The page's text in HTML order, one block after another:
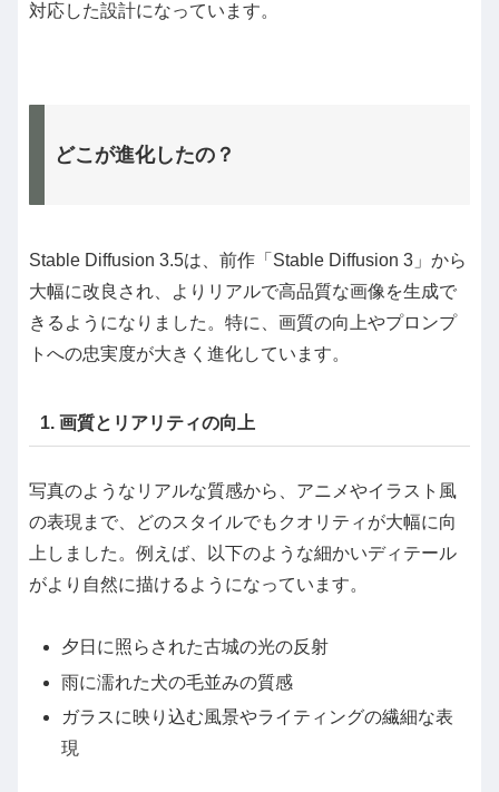
対応した設計になっています。
どこが進化したの？
Stable Diffusion 3.5は、前作「Stable Diffusion 3」から
大幅に改良され、よりリアルで高品質な画像を生成で
きるようになりました。特に、画質の向上やプロンプ
トへの忠実度が大きく進化しています。
1. 画質とリアリティの向上
写真のようなリアルな質感から、アニメやイラスト風
の表現まで、どのスタイルでもクオリティが大幅に向
上しました。例えば、以下のような細かいディテール
がより自然に描けるようになっています。
夕日に照らされた古城の光の反射
雨に濡れた犬の毛並みの質感
ガラスに映り込む風景やライティングの繊細な表
現